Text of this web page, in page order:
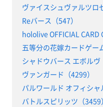
ヴァイスシュヴァルツロ
Reバース（547）
hololive OFFICIAL CARD
五等分の花嫁カードゲー
シャドウバース エボルヴ
ヴァンガード（4299）
パルワールド オフィシャ
バトルスピリッツ（3459）